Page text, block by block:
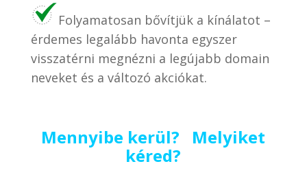
Folyamatosan bővítjük a kínálatot –
érdemes legalább havonta egyszer
visszatérni megnézni a legújabb domain
neveket és a változó akciókat.
Mennyibe kerül? Melyiket
kéred?